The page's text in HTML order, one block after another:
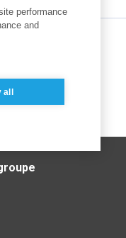
performance
and
all